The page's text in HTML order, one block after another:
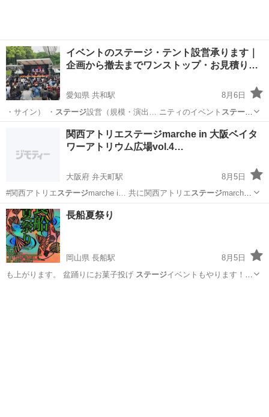
イベントのステージ・テント設営承ります｜
企画から撤去までワンストップ・お見積り…
愛知県 共和駅
8月6日
・サイン） ・ ステージ設営（規模・演出… ニティのイベント ステージ
設営 ・企業の…
大府市 共和駅
関西アトリエステージmarche in 大阪ベイタ
ワーアトリウム広場vol.4…
大阪府 弁天町駅
8月5日
#関西アトリエステージmarche i… 共に関西アトリエステージmarche
を開…
大阪 大阪市 弁天町駅
長船夏祭り
岡山県 長船駅
8月5日
も上がります。 盆踊りにお菓子投げ ステージイベントもやります！